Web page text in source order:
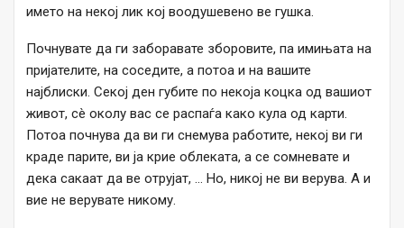
името на некој лик кој воодушевено ве гушка.
Почнувате да ги заборавате зборовите, па имињата на
пријателите, на соседите, а потоа и на вашите
најблиски. Секој ден губите по некоја коцка од вашиот
живот, сè околу вас се распаѓа како кула од карти.
Потоа почнува да ви ги снемува работите, некој ви ги
краде парите, ви ја крие облеката, а се сомневате и
дека сакаат да ве отрујат, … Но, никој не ви верува. А и
вие не верувате никому.